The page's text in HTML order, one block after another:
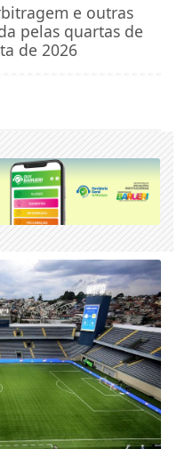
e outras
pelas quartas de
de 2026